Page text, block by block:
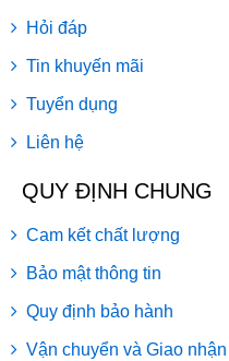
Hỏi đáp
Tin khuyến mãi
Tuyển dụng
Liên hệ
QUY ĐỊNH CHUNG
Cam kết chất lượng
Bảo mật thông tin
Quy định bảo hành
Vận chuyển và Giao nhận